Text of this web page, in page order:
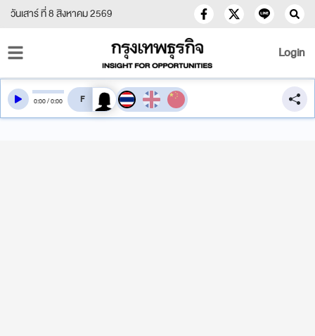
วันเสาร์ ที่ 8 สิงหาคม 2569
Login
0:00/0:00 สลับเสียงอ่าน